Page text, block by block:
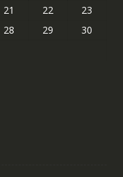
21 22
23
28 29
30